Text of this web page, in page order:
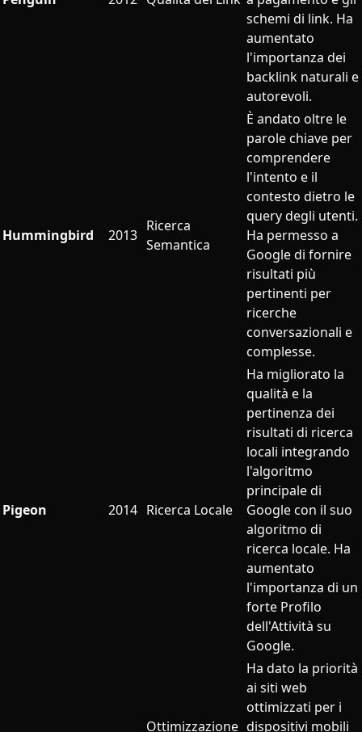
schemi di link. Ha
aumentato
l'importanza dei
backlink naturali e
autorevoli.
Hummingbird 2013
Ricerca
Semantica
È andato oltre le
parole chiave per
comprendere
l'intento e il
contesto dietro le
query degli utenti.
Ha permesso a
Google di fornire
risultati più
pertinenti per
ricerche
conversazionali e
complesse.
Pigeon 2014 Ricerca Locale
Ha migliorato la
qualità e la
pertinenza dei
risultati di ricerca
locali integrando
l'algoritmo
principale di
Google con il suo
algoritmo di
ricerca locale. Ha
aumentato
l'importanza di un
forte Profilo
dell'Attività su
Google.
Ottimizzazione
Ha dato la priorità
ai siti web
ottimizzati per i
dispositivi mobili